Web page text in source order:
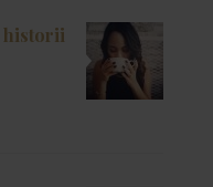
historii